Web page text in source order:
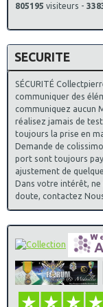
805195 visiteurs -
SECURITE
SÉCURITÉ
communiquer des
communiquez aucun
réalisez jamais de test
toujours la prise en
Demande de
port sont toujours
ajustement de
Dans votre intérêt, ne
doute, contactez